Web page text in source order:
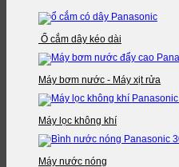
Ổ cắm dây kéo dài
Máy bơm nước - Máy xịt rửa
Máy lọc không khí
Máy nước nóng